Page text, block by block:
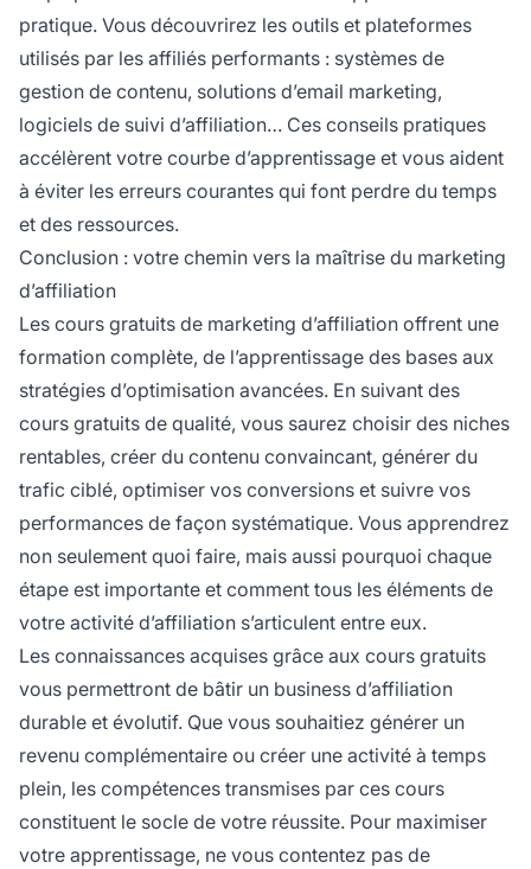
pratique. Vous découvrirez les outils et plateformes
utilisés par les affiliés performants : systèmes de
gestion de contenu, solutions d’email marketing,
logiciels de suivi d’affiliation… Ces conseils pratiques
accélèrent votre courbe d’apprentissage et vous aident
à éviter les erreurs courantes qui font perdre du temps
et des ressources.
Conclusion : votre chemin vers la maîtrise du marketing
d’affiliation
Les cours gratuits de marketing d’affiliation offrent une
formation complète, de l’apprentissage des bases aux
stratégies d’optimisation avancées. En suivant des
cours gratuits de qualité, vous saurez choisir des niches
rentables, créer du contenu convaincant, générer du
trafic ciblé, optimiser vos conversions et suivre vos
performances de façon systématique. Vous apprendrez
non seulement quoi faire, mais aussi pourquoi chaque
étape est importante et comment tous les éléments de
votre activité d’affiliation s’articulent entre eux.
Les connaissances acquises grâce aux cours gratuits
vous permettront de bâtir un business d’affiliation
durable et évolutif. Que vous souhaitiez générer un
revenu complémentaire ou créer une activité à temps
plein, les compétences transmises par ces cours
constituent le socle de votre réussite. Pour maximiser
votre apprentissage, ne vous contentez pas de